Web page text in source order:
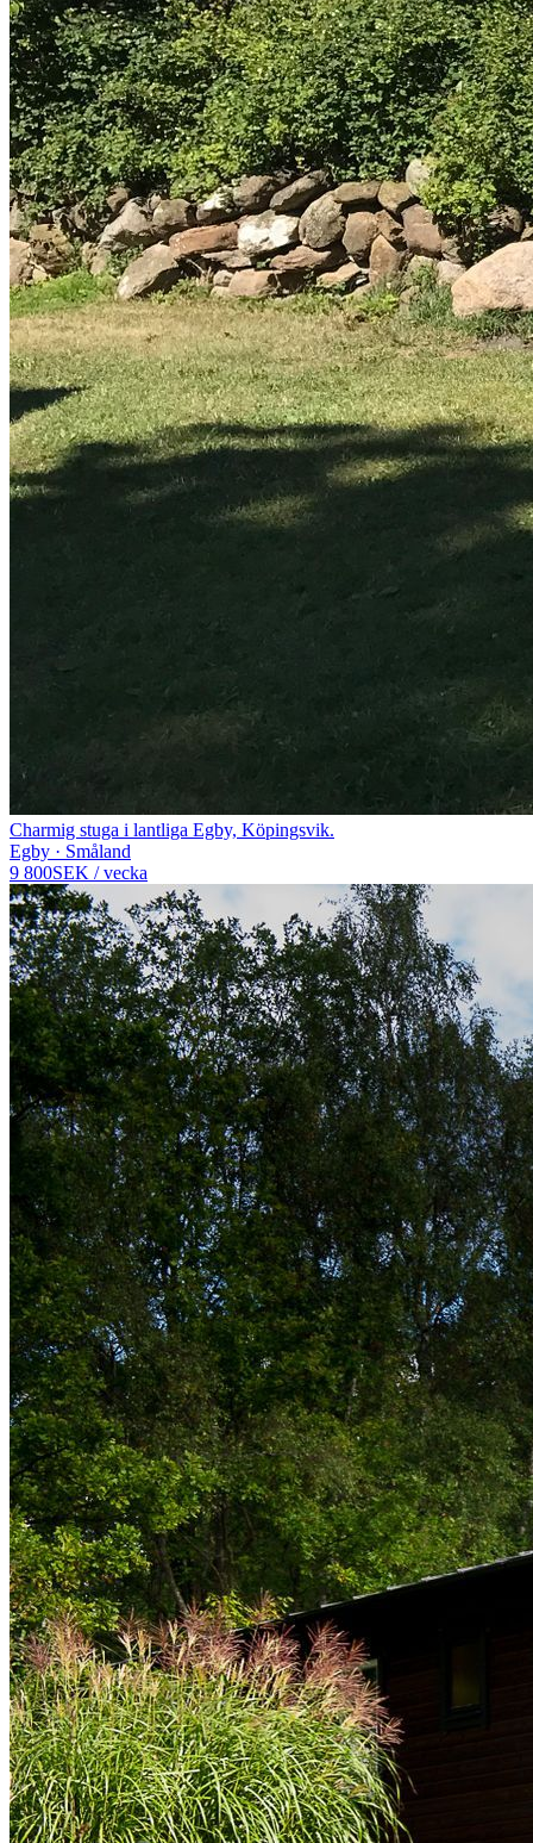
Charmig stuga i lantliga Egby, Köpingsvik.
Egby · Småland
9 800SEK /vecka